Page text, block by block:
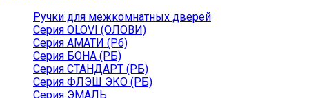
Ручки для межкомнатных дверей
Серия OLOVI (ОЛОВИ)
Серия АМАТИ (Рб)
Серия БОНА (РБ)
Серия СТАНДАРТ (РБ)
Серия ФЛЭШ ЭКО (РБ)
Серия ЭМАЛЬ